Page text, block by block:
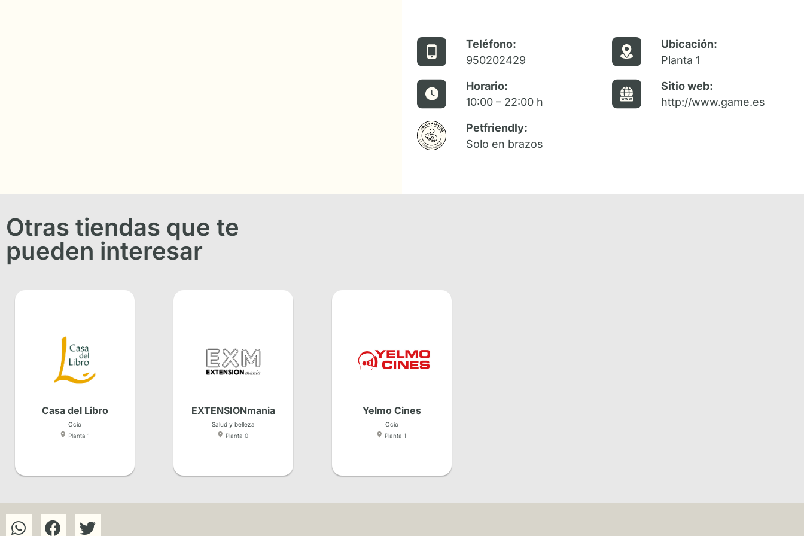
Teléfono:
950202429
Ubicación:
Planta 1
Horario:
10:00 – 22:00 h
Sitio web:
http://www.game.es
Petfriendly:
Solo en brazos
Otras tiendas que te
pueden interesar
Casa del Libro
Ocio
Planta 1
EXTENSIONmania
Salud y belleza
Planta 0
Yelmo Cines
Ocio
Planta 1